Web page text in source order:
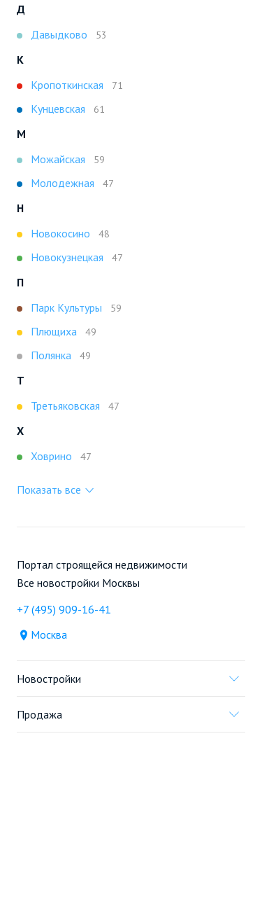
Д
Давыдково
53
К
Кропоткинская
71
Кунцевская 61
М
Можайская
59
Молодежная 47
Н
Новокосино
48
Новокузнецкая 47
П
Парк Культуры
59
Плющиха 49
Полянка 49
Т
Третьяковская
47
Х
Ховрино
47
Показать все
Портал строящейся недвижимости
Все новостройки Москвы
+7 (495) 909-16-41
Москва
Новостройки
Продажа